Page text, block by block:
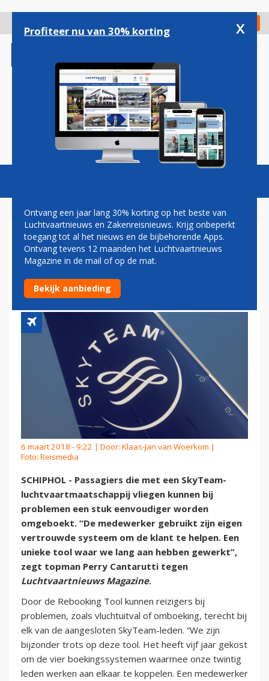
gaan
Check in
Magazine Podcasts Vacatures
SKYTEAM MAAKT OMBOEKEN
EENVOUDIGER VIA
REBOOKING TOOL
6 maart 2018 - 9:22 | Door: Klaas-Jan van Woerkom |
Foto: Reismedia
SCHIPHOL - Passagiers die met een SkyTeam-
luchtvaartmaatschappij vliegen kunnen bij
problemen een stuk eenvoudiger worden
omgeboekt. “De medewerker gebruikt zijn eigen
vertrouwde systeem om de klant te helpen. Een
unieke tool waar we lang aan hebben gewerkt”,
zegt topman Perry Cantarutti tegen
Luchtvaartnieuws Magazine.
Door de Rebooking Tool kunnen reizigers bij
problemen, zoals vluchtuitval of omboeking, terecht bij
elk van de aangesloten SkyTeam-leden. “We zijn
bijzonder trots op deze tool. Het heeft vijf jaar gekost
om de vier boekingssystemen waarmee onze twintig
leden werken aan elkaar te koppelen. Een medewerker
Profiteer nu van 30% korting x
Ontvang een jaar lang 30% korting op het beste van
Luchtvaartnieuws en Zakenreisnieuws. Krijg onbeperkt
toegang tot al het nieuws en de bijbehorende Apps.
Ontvang tevens 12 maanden het Luchtvaartnieuws
Magazine in de mail of op de mat.
Bekijk aanbieding